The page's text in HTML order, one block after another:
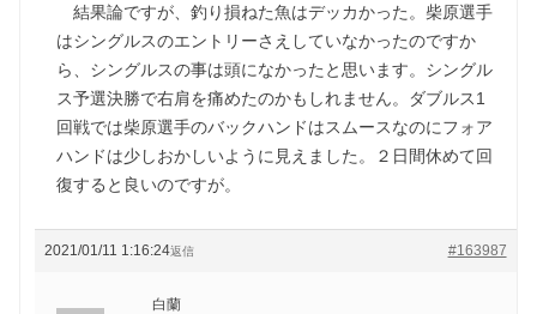
結果論ですが、釣り損ねた魚はデッカかった。柴原選手
はシングルスのエントリーさえしていなかったのですか
ら、シングルスの事は頭になかったと思います。シングル
ス予選決勝で右肩を痛めたのかもしれません。ダブルス1
回戦では柴原選手のバックハンドはスムースなのにフォア
ハンドは少しおかしいように見えました。２日間休めて回
復すると良いのですが。
2021/01/11 1:16:24 #163987
返信
白蘭